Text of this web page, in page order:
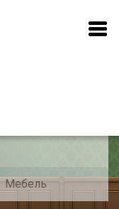
Мебель